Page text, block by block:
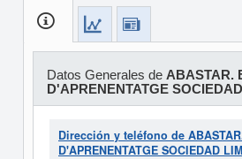
Datos Generales de ABASTAR.
D'APRENENTATGE
Dirección y teléfono de
D'APRENENTATGE SOCIEDAD